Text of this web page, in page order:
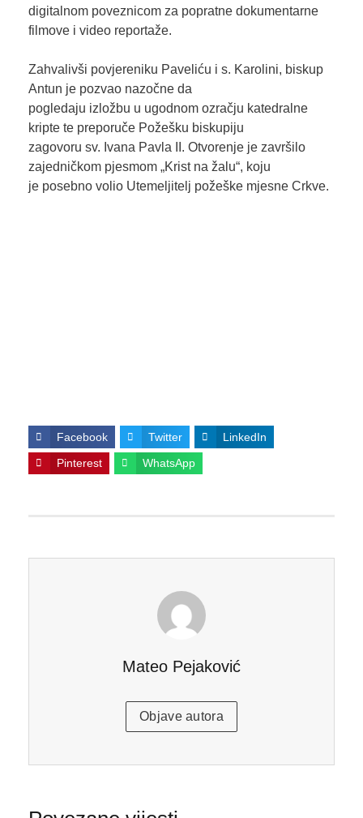
digitalnom poveznicom za popratne dokumentarne
filmove i video reportaže.
Zahvalivši povjereniku Paveliću i s. Karolini, biskup
Antun je pozvao nazočne da
pogledaju izložbu u ugodnom ozračju katedralne
kripte te preporuče Požešku biskupiju
zagovoru sv. Ivana Pavla II. Otvorenje je završilo
zajedničkom pjesmom „Krist na žalu“, koju
je posebno volio Utemeljitelj požeške mjesne Crkve.
Facebook Twitter LinkedIn
Pinterest WhatsApp
Mateo Pejaković
Objave autora